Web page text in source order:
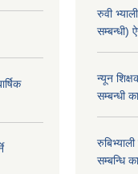
रुवी
सम्बन्धी)
न्यून
सम्बन्धी
सम्बन्धि